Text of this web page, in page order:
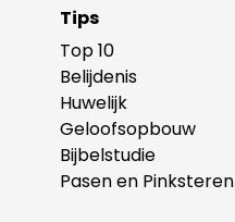
Tips
Top 10
Belijdenis
Huwelijk
Geloofsopbouw
Bijbelstudie
Pasen en Pinksteren